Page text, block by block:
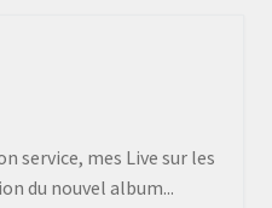
service, mes Live sur les
du nouvel album...